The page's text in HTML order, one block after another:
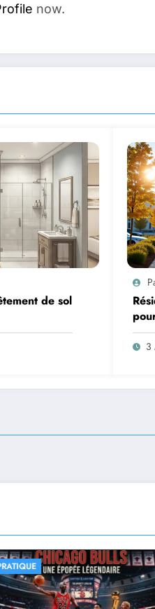
now.
de sol
son
3
IMMOBILIER